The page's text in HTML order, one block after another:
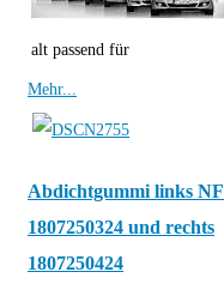
alt passend für
Mehr...
Abdichtgummi links NF
1807250324 und rechts
1807250424